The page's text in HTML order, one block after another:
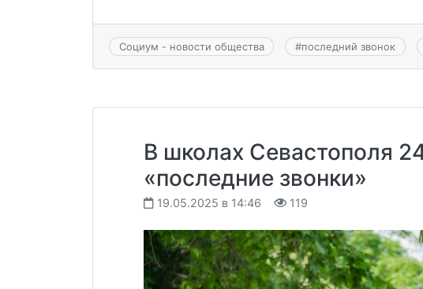
Социум - новости общества #последний звонок
В школах Севастополя
«последние звонки»
19.05.2025 в 14:46 119